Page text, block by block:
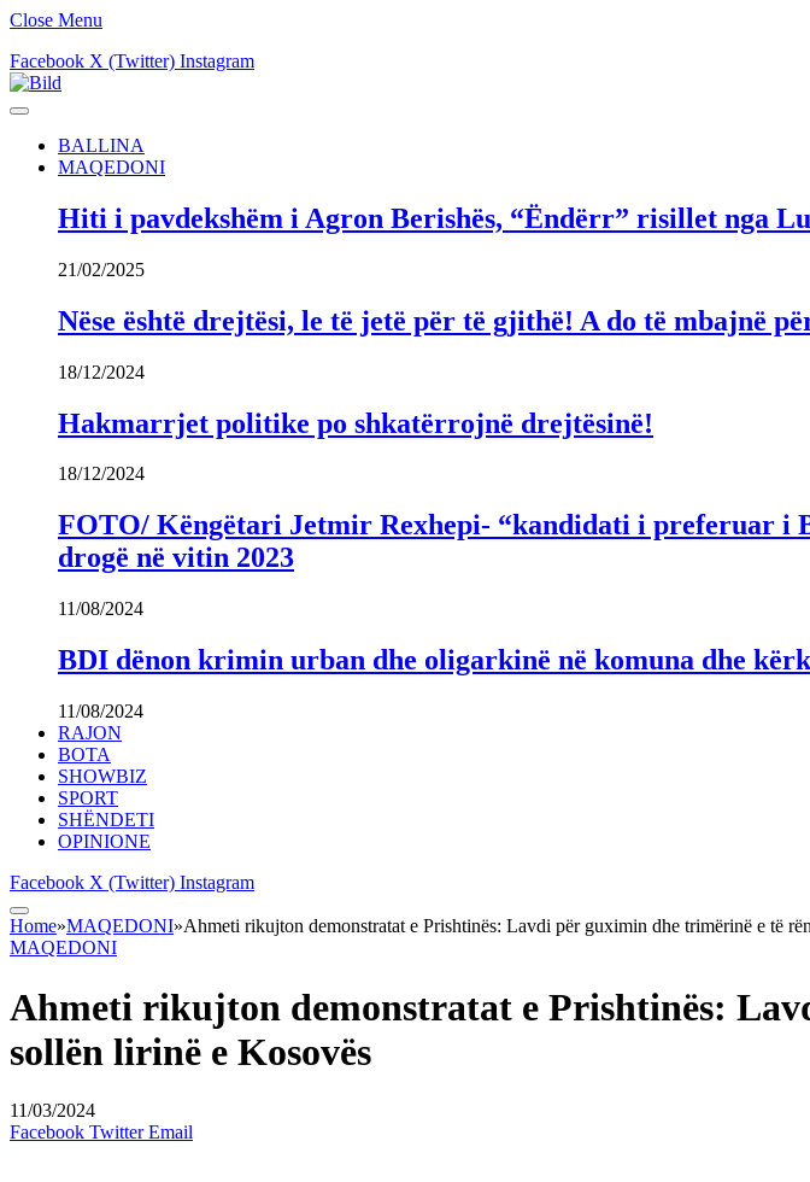
Close Menu
Facebook X (Twitter) Instagram
BALLINA
MAQEDONI
Hiti i pavdekshëm i Agron Berishës, “Ëndërr” risillet nga
21/02/2025
Nëse është drejtësi, le të jetë për të gjithë! A do të mbajnë
18/12/2024
Hakmarrjet politike po shkatërrojnë drejtësinë!
18/12/2024
FOTO/ Këngëtari Jetmir Rexhepi- “kandidati i preferuar
drogë në vitin 2023
11/08/2024
BDI dënon krimin urban dhe oligarkinë në komuna dhe
11/08/2024
RAJON
BOTA
SHOWBIZ
SPORT
SHËNDETI
OPINIONE
Facebook X (Twitter) Instagram
Home»MAQEDONI»Ahmeti rikujton demonstratat e Prishtinës: Lavdi për guximin dhe trimërinë e të
MAQEDONI
Ahmeti rikujton demonstratat e Prishtinës:
sollën lirinë e Kosovës
11/03/2024
Facebook Twitter Email